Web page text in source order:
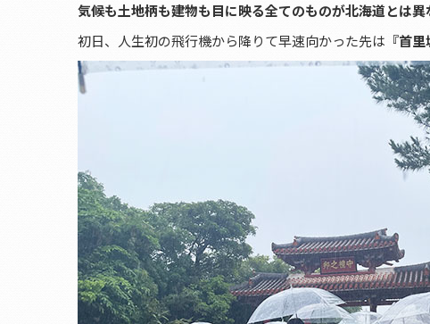
気候も土地柄も建物も目に映る全てのものが北海道とは
初日、人生初の飛行機から降りて早速向かった先は 『首里